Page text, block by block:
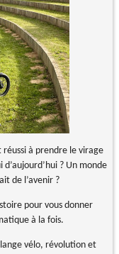
à prendre le virage
? Un monde
de l’avenir ?
pour vous donner
à la fois.
vélo, révolution et